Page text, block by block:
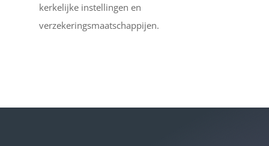
kerkelijke instellingen en
verzekeringsmaatschappijen.